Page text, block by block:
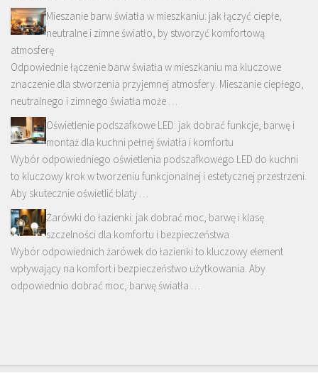
Mieszanie barw światła w mieszkaniu: jak łączyć ciepłe,
neutralne i zimne światło, by stworzyć komfortową
atmosferę
Odpowiednie łączenie barw światła w mieszkaniu ma kluczowe
znaczenie dla stworzenia przyjemnej atmosfery. Mieszanie ciepłego,
neutralnego i zimnego światła może …
Oświetlenie podszafkowe LED: jak dobrać funkcje, barwę i
montaż dla kuchni pełnej światła i komfortu
Wybór odpowiedniego oświetlenia podszafkowego LED do kuchni
to kluczowy krok w tworzeniu funkcjonalnej i estetycznej przestrzeni.
Aby skutecznie oświetlić blaty …
Żarówki do łazienki: jak dobrać moc, barwę i klasę
szczelności dla komfortu i bezpieczeństwa
Wybór odpowiednich żarówek do łazienki to kluczowy element
wpływający na komfort i bezpieczeństwo użytkowania. Aby
odpowiednio dobrać moc, barwę światła …